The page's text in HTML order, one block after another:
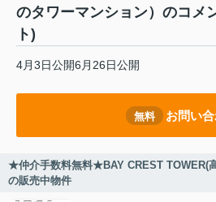
のタワーマンション）のコメ
ト)
4月3日公開6月26日公開
無料 お問い
★仲介手数料無料★BAY CREST TOWER(
の販売中物件